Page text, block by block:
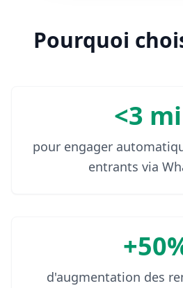
feedbacks réguliers
Pourquoi
<3
pour engager
entrants via
d'augmentation des